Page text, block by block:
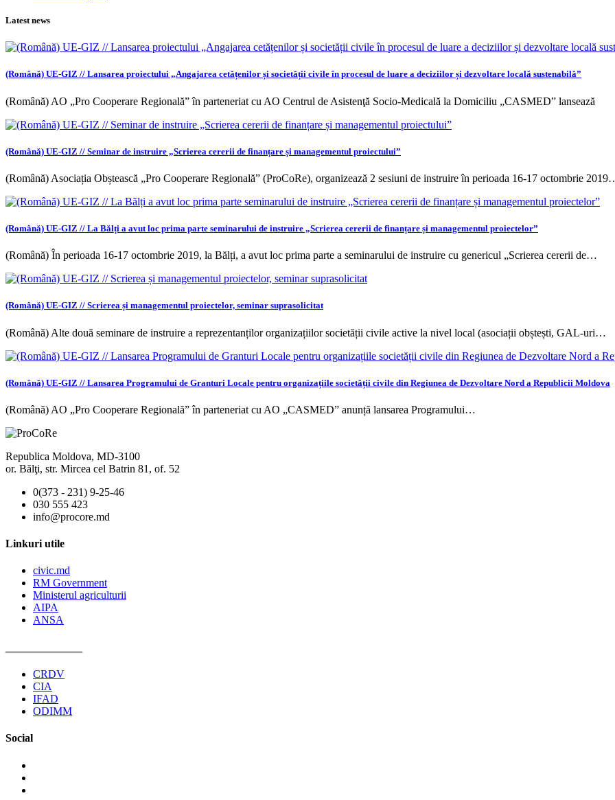
Latest news
(Română) UE-GIZ // Lansarea proiectului „Angajarea cetățenilor și societății civile în procesul de luare a deciziilor și dezvoltare locală sustenabilă”
(Română) AO „Pro Cooperare Regională” în parteneriat cu AO Centrul de Asistenţă Socio-Medicală la Domiciliu „CASMED” lansează
(Română) UE-GIZ // Seminar de instruire „Scrierea cererii de finanțare și managementul proiectului”
(Română) Asociația Obștească „Pro Cooperare Regională” (ProCoRe), organizează 2 sesiuni de instruire în perioada 16-17 octombrie
(Română) UE-GIZ // La Bălți a avut loc prima parte seminarului de instruire „Scrierea cererii de finanțare și managementul proiectelor”
(Română) În perioada 16-17 octombrie 2019, la Bălți, a avut loc prima parte a seminarului de instruire cu genericul „Scrierea cererii de…
(Română) UE-GIZ // Scrierea și managementul proiectelor, seminar suprasolicitat
(Română) Alte două seminare de instruire a reprezentanților organizațiilor societății civile active la nivel local (asociații obștești, GAL-uri…
(Română) UE-GIZ // Lansarea Programului de Granturi Locale pentru organizațiile societății civile din Regiunea de Dezvoltare Nord a Republicii Moldova
(Română) AO „Pro Cooperare Regională” în parteneriat cu AO „CASMED” anunță lansarea Programului…
Republica Moldova, MD-3100
or. Bălţi, str. Mircea cel Batrin 81, of. 52
0(373 - 231) 9-25-46
030 555 423
info@procore.md
Linkuri utile
civic.md
RM Government
Ministerul agriculturii
AIPA
ANSA
CRDV
CIA
IFAD
ODIMM
Social